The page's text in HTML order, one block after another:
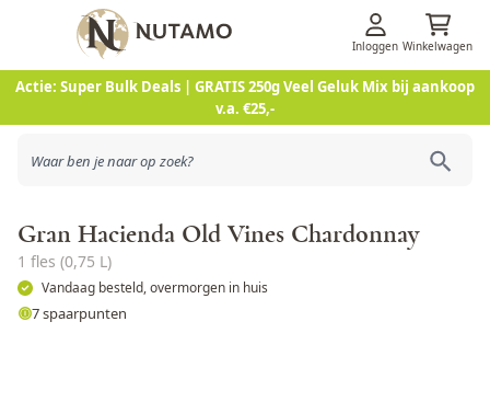
Actie: Super Bulk Deals | GRATIS 250g Veel Geluk Mix bij aankoop
v.a. €25,-
Ga naar de inhoud
Inloggen Winkelwagen
Gran Hacienda Old Vines Chardonnay
1 fles (0,75 L)
Vandaag besteld, overmorgen in huis
7 spaarpunten